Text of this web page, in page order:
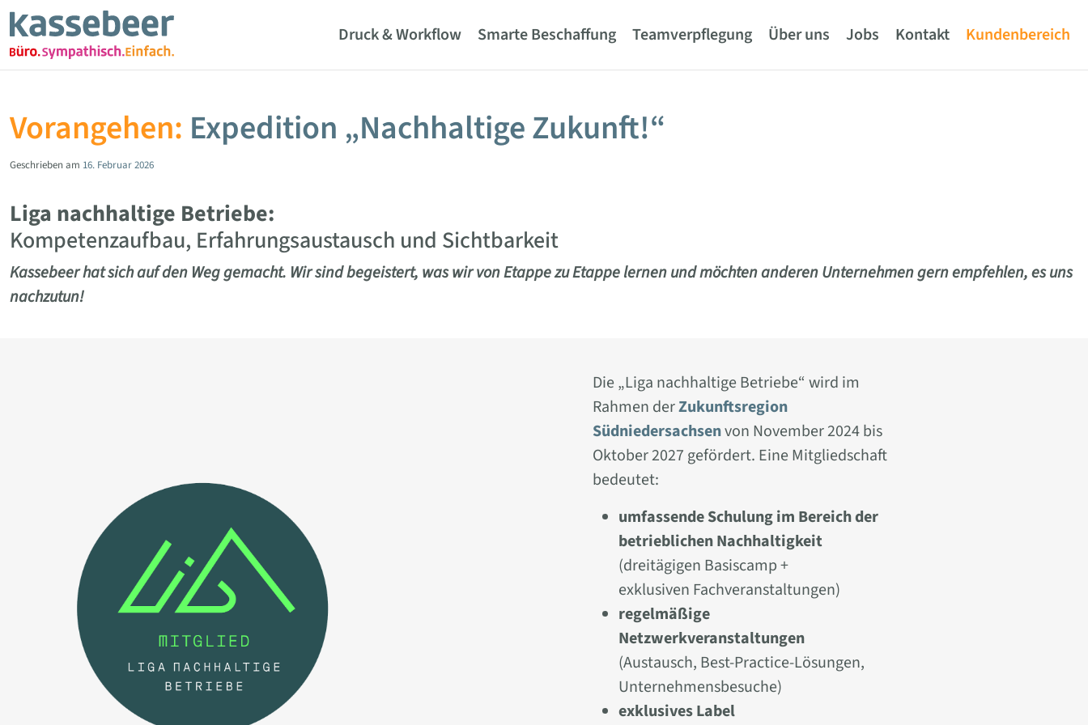
Zum Hauptinhalt springen
Druck & Workflow
Smarte Beschaffung Teamverpflegung Über uns Jobs Kontakt Kundenbereich
Vorangehen: Expedition „Nachhaltige Zukunft!“
Geschrieben am 16. Februar 2026
Liga nachhaltige Betriebe:
Kompetenzaufbau, Erfahrungsaustausch und Sichtbarkeit
Kassebeer hat sich auf den Weg gemacht. Wir sind begeistert, was wir von Etappe zu Etappe lernen und möchten anderen Unternehmen gern empfehlen, es uns
nachzutun!
Die „Liga nachhaltige Betriebe“ wird im
Rahmen derZukunftsregion
Südniedersachsenvon November 2024 bis
Oktober 2027 gefördert. Eine Mitgliedschaft
bedeutet:
umfassende Schulung im Bereich der
betrieblichen Nachhaltigkeit
(dreitägigen Basiscamp +
exklusiven Fachveranstaltungen)
regelmäßige
Netzwerkveranstaltungen
(Austausch, Best-Practice-Lösungen,
Unternehmensbesuche)
exklusives Label